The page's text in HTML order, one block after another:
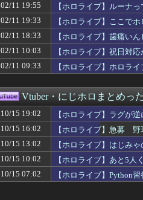
02/11 19:55
【ホロライブ】ルーナ
02/11 19:33
【ホロライブ】ここで
02/11 18:33
【ホロライブ】歯痛い
02/11 10:03
【ホロライブ】祝日対応
02/11 09:33
【ホロライブ】ホロラ
Vtuber・にじホロまとめっ
10/15 19:02
【ホロライブ】ラグが
10/15 16:02
【ホロライブ】急募
10/15 13:02
【ホロライブ】はじみ
10/15 10:02
【ホロライブ】あと5人
10/15 07:02
【ホロライブ】Python